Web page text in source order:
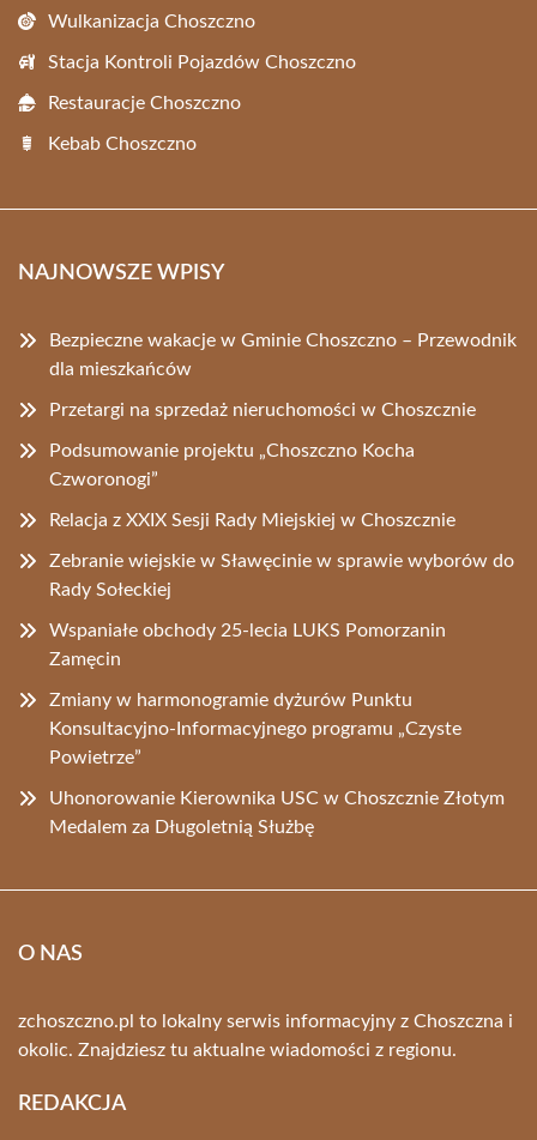
Wulkanizacja Choszczno
Stacja Kontroli Pojazdów Choszczno
Restauracje Choszczno
Kebab Choszczno
NAJNOWSZE WPISY
Bezpieczne wakacje w Gminie Choszczno – Przewodnik
dla mieszkańców
Przetargi na sprzedaż nieruchomości w Choszcznie
Podsumowanie projektu „Choszczno Kocha
Czworonogi”
Relacja z XXIX Sesji Rady Miejskiej w Choszcznie
Zebranie wiejskie w Sławęcinie w sprawie wyborów do
Rady Sołeckiej
Wspaniałe obchody 25-lecia LUKS Pomorzanin
Zamęcin
Zmiany w harmonogramie dyżurów Punktu
Konsultacyjno-Informacyjnego programu „Czyste
Powietrze”
Uhonorowanie Kierownika USC w Choszcznie Złotym
Medalem za Długoletnią Służbę
O NAS
zchoszczno.pl to lokalny serwis informacyjny z Choszczna i
okolic. Znajdziesz tu aktualne wiadomości z regionu.
REDAKCJA